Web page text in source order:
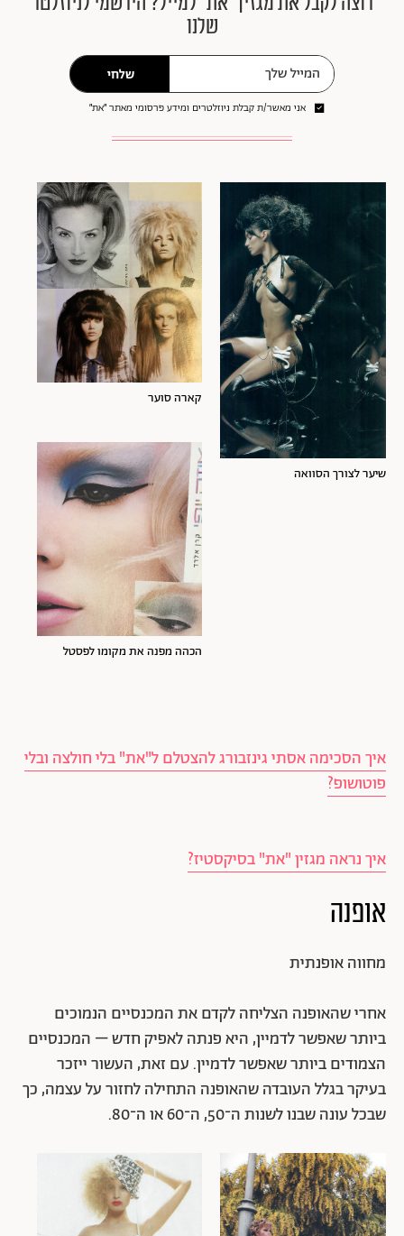
שלנו
שלחי
אני מאשר/ת קבלת ניוזלטרים ומידע פרסומי מאתר ״את״
שיער לצורך הסוואה
קארה סוער
הכהה מפנה את מקומו לפסטל
איך הסכימה אסתי גינזבורג להצטלם ל"את" בלי חולצה ובלי
פוטושופ?
איך נראה מגזין "את" בסיקסטיז?
אופנה
מחווה אופנתית
אחרי שהאופנה הצליחה לקדם את המכנסיים הנמוכים
ביותר שאפשר לדמיין, היא פנתה לאפיק חדש – המכנסיים
הצמודים ביותר שאפשר לדמיין. עם זאת, העשור ייזכר
בעיקר בגלל העובדה שהאופנה התחילה לחזור על עצמה, כך
שבכל עונה שבנו לשנות ה־50, ה־60 או ה־80.